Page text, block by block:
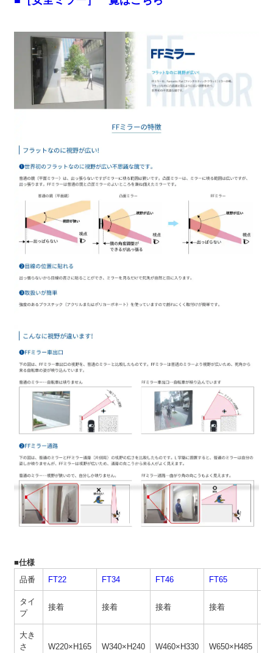
■仕様
品番
FT22 FT34 FT46 FT65
タイ
プ
接着 接着 接着 接着
大き
さ
W220×H165 W340×H240 W460×H330 W650×H485